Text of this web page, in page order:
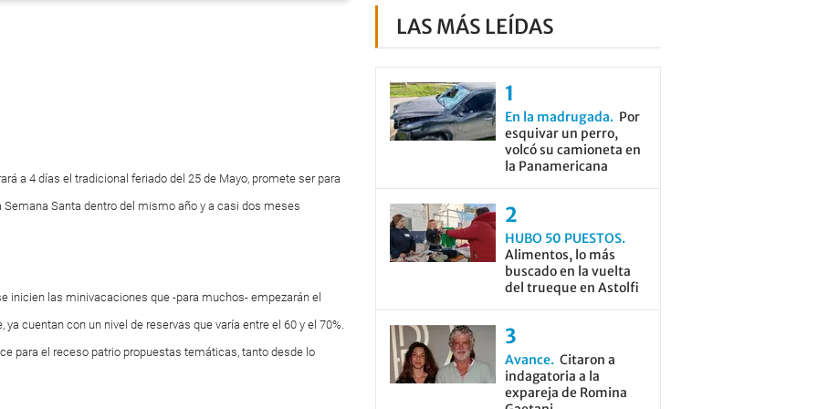
a 4 días el tradicional feriado del 25 de Mayo, promete ser para
Santa dentro del mismo año y a casi dos meses
inicien las minivacaciones que -para muchos- empezarán el
cuentan con un nivel de reservas que varía entre el 60 y el 70%.
para el receso patrio propuestas temáticas, tanto desde lo
LAS MÁS LEÍDAS
En la madrugada
Por
esquivar un perro,
volcó su camioneta en
la Panamericana
HUBO 50 PUESTOS
Alimentos, lo más
buscado en la vuelta
del trueque en Astolfi
Avance Citaron a
indagatoria a la
expareja de Romina